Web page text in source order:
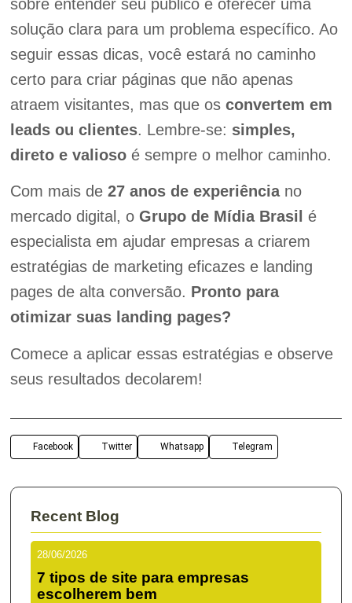
sobre entender seu público e oferecer uma
solução clara para um problema específico. Ao
seguir essas dicas, você estará no caminho
certo para criar páginas que não apenas
atraem visitantes, mas que os convertem em
leads ou clientes. Lembre-se: simples,
direto e valiosoé sempre o melhor caminho.
Com mais de 27 anos de experiênciano
mercado digital, o Grupo de Mídia Brasil
é
especialista em ajudar empresas a criarem
estratégias de marketing eficazes e landing
pages de alta conversão. Pronto para
otimizar suas landing pages?
Comece a aplicar essas estratégias e observe
seus resultados decolarem!
Facebook Twitter Whatsapp Telegram
Recent Blog
28/06/2026
7 tipos de site para empresas
escolherem bem